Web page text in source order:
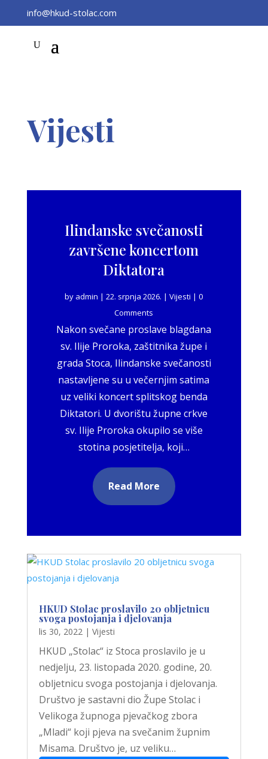
info@hkud-stolac.com
Vijesti
Ilindanske svečanosti
završene koncertom
Diktatora
by admin |22. srpnja 2026. |Vijesti | 0
Comments
Nakon svečane proslave blagdana
sv. Ilije Proroka, zaštitnika župe i
grada Stoca, Ilindanske svečanosti
nastavljene su u večernjim satima
uz veliki koncert splitskog benda
Diktatori. U dvorištu župne crkve
sv. Ilije Proroka okupilo se više
stotina posjetitelja, koji…
Read More
HKUD Stolac proslavilo 20 obljetnicu
svoga postojanja i djelovanja
lis 30, 2022| Vijesti
HKUD „Stolac“ iz Stoca proslavilo je u
nedjelju, 23. listopada 2020. godine, 20.
obljetnicu svoga postojanja i djelovanja.
Društvo je sastavni dio Župe Stolac i
Velikoga župnoga pjevačkog zbora
„Mladi“ koji pjeva na svečanim župnim
Misama. Društvo je, uz veliku…